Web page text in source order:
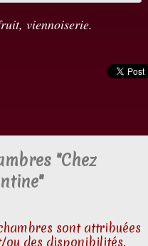
viennoiserie.
"Chez
sont attribuées
des disponibilités.